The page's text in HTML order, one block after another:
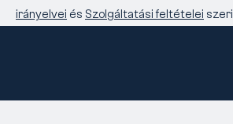
irányelvei és Szolgáltatási feltételei